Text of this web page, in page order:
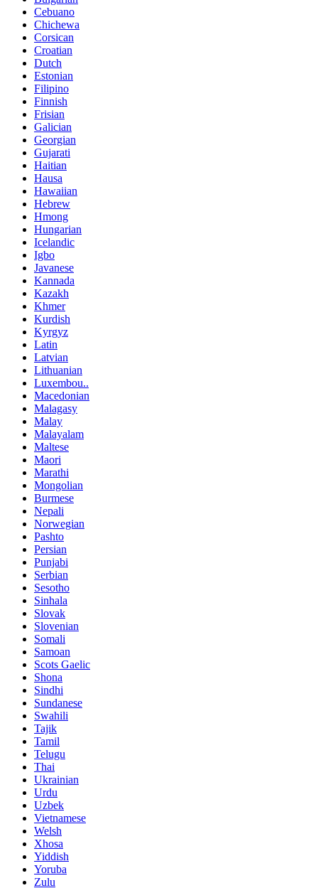
Cebuano
Chichewa
Corsican
Croatian
Dutch
Estonian
Filipino
Finnish
Frisian
Galician
Georgian
Gujarati
Haitian
Hausa
Hawaiian
Hebrew
Hmong
Hungarian
Icelandic
Igbo
Javanese
Kannada
Kazakh
Khmer
Kurdish
Kyrgyz
Latin
Latvian
Lithuanian
Luxembou..
Macedonian
Malagasy
Malay
Malayalam
Maltese
Maori
Marathi
Mongolian
Burmese
Nepali
Norwegian
Pashto
Persian
Punjabi
Serbian
Sesotho
Sinhala
Slovak
Slovenian
Somali
Samoan
Scots Gaelic
Shona
Sindhi
Sundanese
Swahili
Tajik
Tamil
Telugu
Thai
Ukrainian
Urdu
Uzbek
Vietnamese
Welsh
Xhosa
Yiddish
Yoruba
Zulu